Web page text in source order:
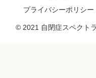
プライバシーポリシー
© 2021 自閉症スペクト